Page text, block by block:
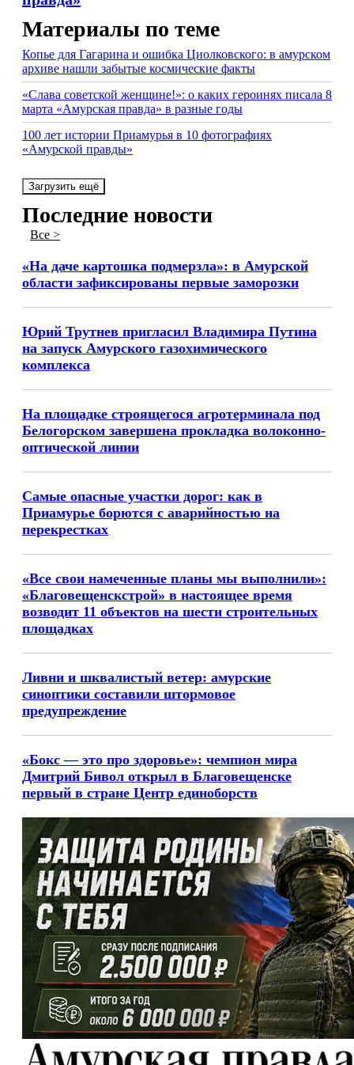
Материалы по теме
Копье для Гагарина и ошибка Циолковского: в амурском
архиве нашли забытые космические факты
«Слава советской женщине!»: о каких героинях писала 8
марта «Амурская правда» в разные годы
100 лет истории Приамурья в 10 фотографиях
«Амурской правды»
Загрузить ещё
Последние новости
Все >
«На даче картошка подмерзла»: в Амурской
области зафиксированы первые заморозки
Юрий Трутнев пригласил Владимира Путина
на запуск Амурского газохимического
комплекса
На площадке строящегося агротерминала под
Белогорском завершена прокладка волоконно-
оптической линии
Самые опасные участки дорог: как в
Приамурье борются с аварийностью на
перекрестках
«Все свои намеченные планы мы выполнили»:
«Благовещенскстрой» в настоящее время
возводит 11 объектов на шести строительных
площадках
Ливни и шквалистый ветер: амурские
синоптики составили штормовое
предупреждение
«Бокс — это про здоровье»: чемпион мира
Дмитрий Бивол открыл в Благовещенске
первый в стране Центр единоборств